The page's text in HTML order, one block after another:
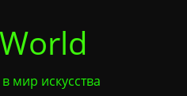
мир искусства